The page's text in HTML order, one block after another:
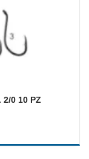
2/0 10 PZ